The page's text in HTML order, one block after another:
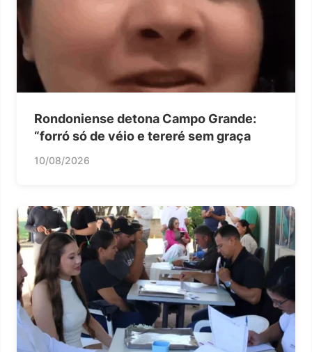
Rondoniense detona Campo Grande:
“forró só de véio e tereré sem graça
10/08/2026